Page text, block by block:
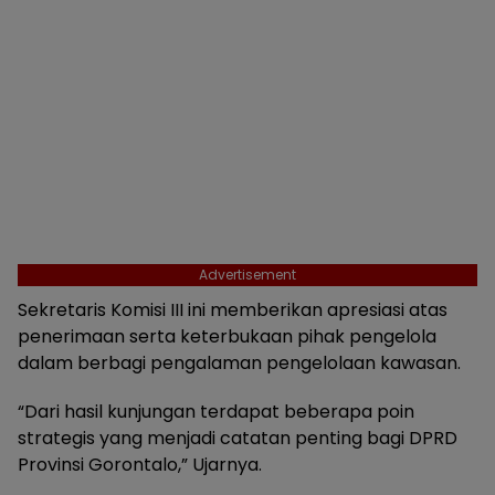
Advertisement
Sekretaris Komisi III ini memberikan apresiasi atas
penerimaan serta keterbukaan pihak pengelola
dalam berbagi pengalaman pengelolaan kawasan.
“Dari hasil kunjungan terdapat beberapa poin
strategis yang menjadi catatan penting bagi DPRD
Provinsi Gorontalo,” Ujarnya.